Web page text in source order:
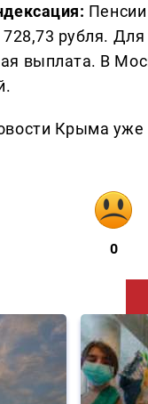
728,73 рубля.
выплата. В
Крыма
0